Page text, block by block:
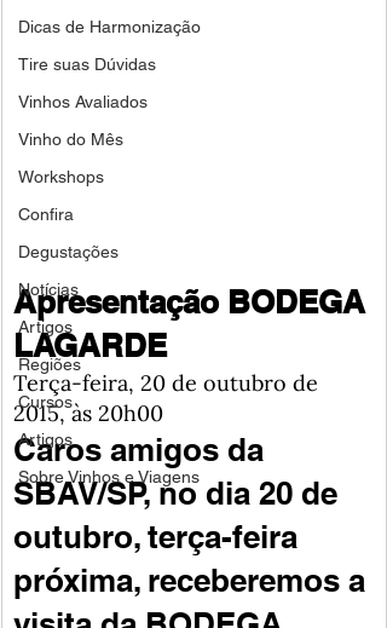
Dicas de Harmonização
Tire suas Dúvidas
Vinhos Avaliados
Vinho do Mês
Workshops
Confira
Degustações
Notícias
Artigos
Regiões
Cursos
Artigos
Sobre Vinhos e Viagens
Apresentação BODEGA
LAGARDE
Terça-feira, 20 de outubro de
2015, às 20h00
Caros amigos da
SBAV/SP, no dia 20 de
outubro, terça-feira
próxima, receberemos a